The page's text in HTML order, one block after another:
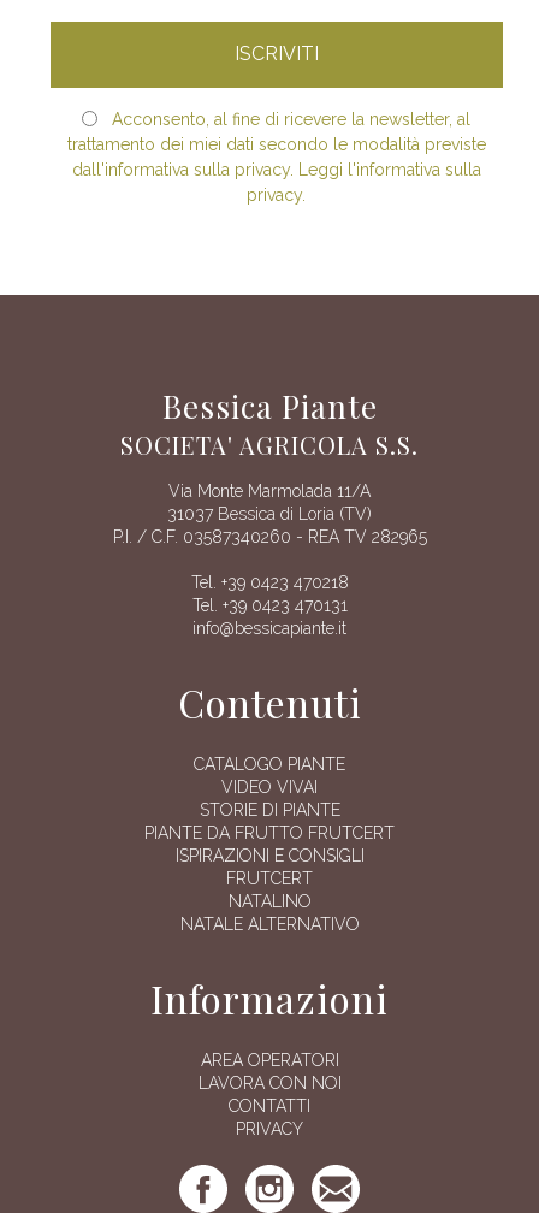
Acconsento, al fine di ricevere la newsletter, al
trattamento dei miei dati secondo le modalità previste
dall'informativa sulla privacy. Leggi l'informativa sulla
privacy.
Bessica Piante
SOCIETA' AGRICOLA S.S.
Via Monte Marmolada 11/A
31037 Bessica di Loria (TV)
P.I. / C.F. 03587340260 - REA TV 282965
Tel. +39 0423 470218
Tel. +39 0423 470131
info@bessicapiante.it
Contenuti
CATALOGO PIANTE
VIDEO VIVAI
STORIE DI PIANTE
PIANTE DA FRUTTO FRUTCERT
ISPIRAZIONI E CONSIGLI
FRUTCERT
NATALINO
NATALE ALTERNATIVO
Informazioni
AREA OPERATORI
LAVORA CON NOI
CONTATTI
PRIVACY